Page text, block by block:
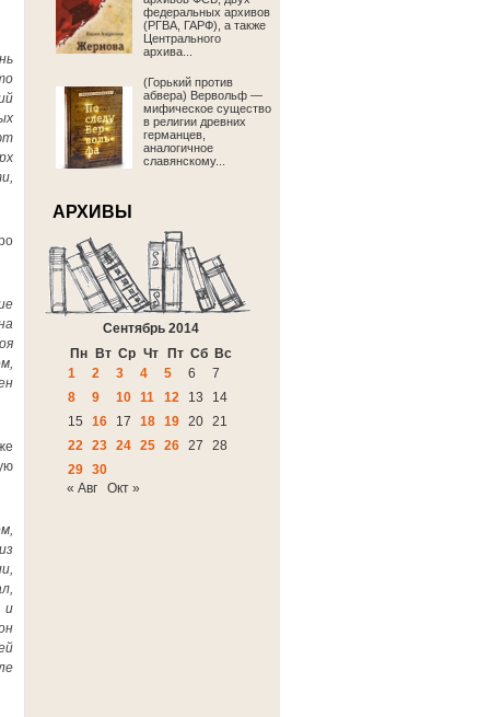
и
федеральных архивов
(РГВА, ГАРФ), а также
Центрального
архива...
(Горький против
абвера) Вервольф —
мифическое существо
в религии древних
германцев,
аналогичное
славянскому...
АРХИВЫ
Сентябрь 2014
Пн
Вт Ср Чт Пт Сб Вс
1
2 3 4 5 6
7
8
9 10 11 12 13
14
15
16 17 18 19 20 21
22 23 24 25 26 27
28
29 30
« Авг
Окт »